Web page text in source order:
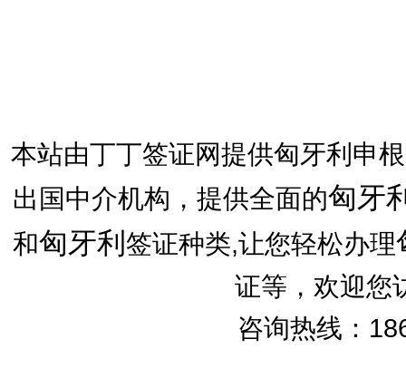
本站由丁丁签证网提供匈牙利申
出国中介机构，提供全面的匈牙
和匈牙利 签证种类,让您轻松办理
证等，欢迎您
咨询热线：